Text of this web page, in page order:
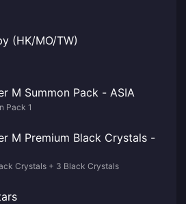
(HK/MO/TW)
M Summon Pack - ASIA
Pack 1
M Premium Black Crystals -
Crystals + 3 Black Crystals